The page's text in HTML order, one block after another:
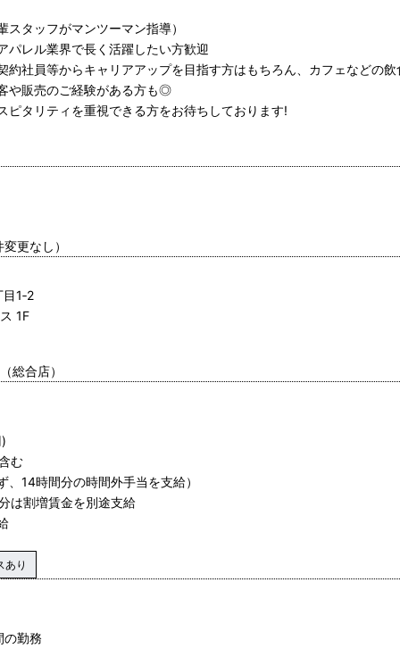
タッフがマンツーマン指導）
パレル業界で長く活躍したい方歓迎
約社員等からキャリアアップを目指す方はもちろん、カフェなどの
や販売のご経験がある方も◎
ピタリティを重視できる方をお待ちしております!
更なし）
1‐2
1F
総合店）
む
14時間分の時間外手当を支給）
は割増賃金を別途支給
あり
勤務